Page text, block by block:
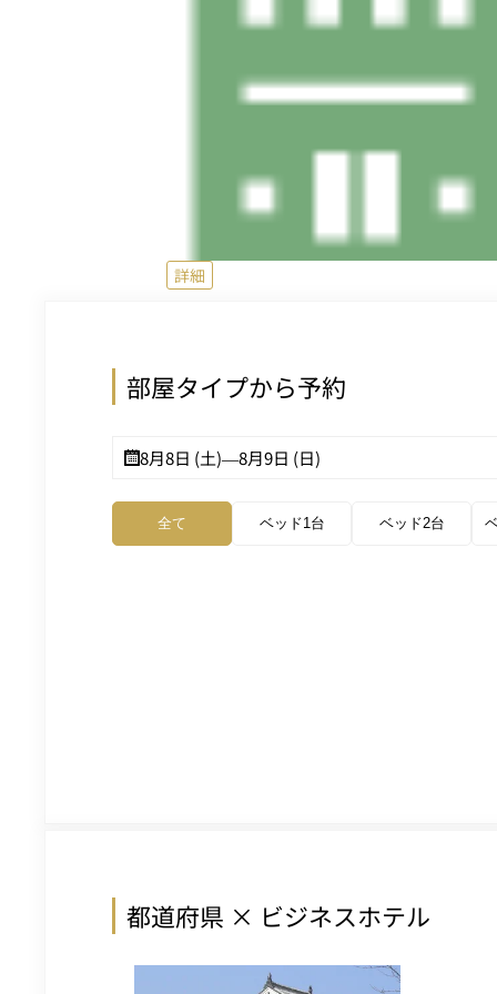
詳細
部屋タイプから予約
8月8日 (土)—8月9日 (日)
全て ベッド1台 ベッド2台
都道府県 × ビジネスホテル